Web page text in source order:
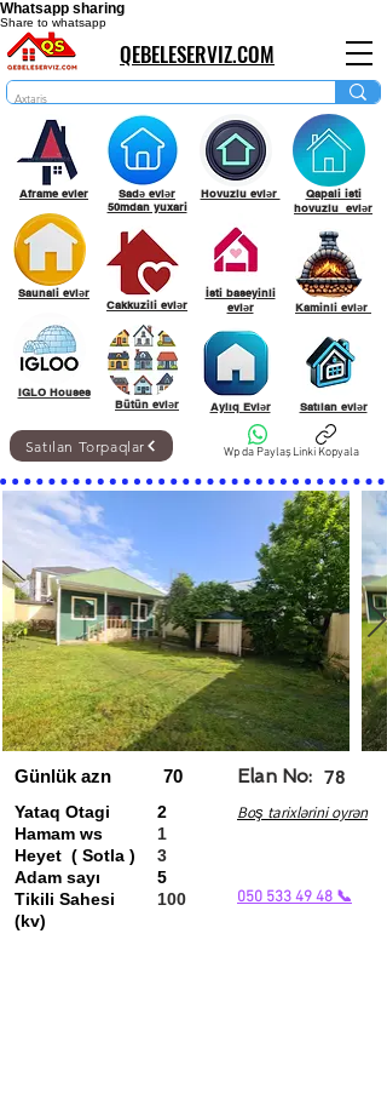
Whatsapp sharing
Share to whatsapp
QEBELESERVIZ.COM
Aframe evler
Saunali evlər
IGLO Houses
Sadə evlər
50mdan yuxari
Cakkuzili evlər
Bütün evlər
Hovuzlu evlər
İsti baseyinli
evlər
Aylıq Evlər
Qapali isti
hovuzlu evlər
Kaminli evlər
Satılan evlər
Wp da PaylaşLinki Kopyala
Satılan Torpaqlar
Günlük azn
Yataq Otagi
Hamam ws
Heyet ( Sotla )
Adam sayı
Tikili Sahesi
(kv)
70
2
Elan No: 78
Boş tarixlərini oyrən
1
3
5
100
050 533 49 48 📞